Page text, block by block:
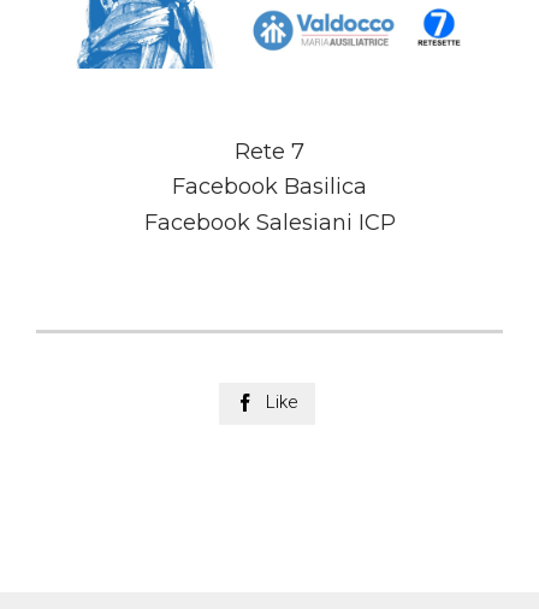
Rete 7
Facebook Basilica
Facebook Salesiani ICP
 Like